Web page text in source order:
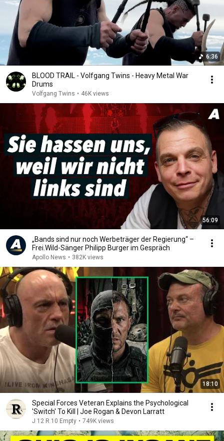
6:36
BLOOD TRAIL - Volfgang Twins - Heavy Metal War
Drums
Volfgang Twins • 46K views
56:09
„Bands sind nur noch Werbeträger der Regierung“ –
Frei.Wild-Sänger Philipp Burger im Gespräch
Apollo News • 382K views
18:10
Special Forces Veteran Explains the Psychological
'Switch' To Kill | Joe Rogan & Devon Larratt
J 12 R 10 Empty • 749K views